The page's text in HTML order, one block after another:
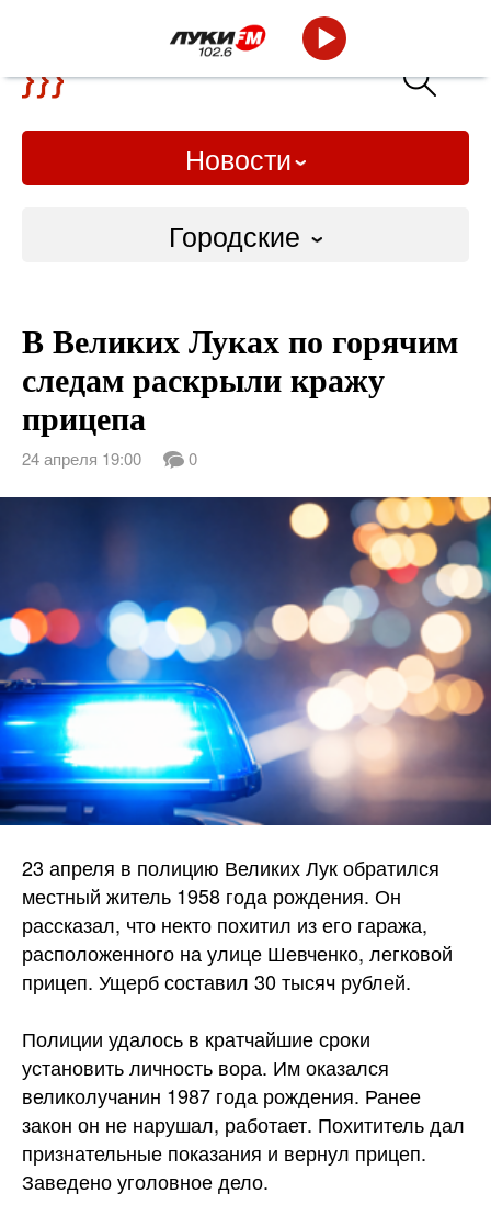
Новости
Городские
Слово Дело
Народные
В Великих Луках по горячим
следам раскрыли кражу
прицепа
24 апреля 19:00 0
23 апреля в полицию Великих Лук обратился
местный житель 1958 года рождения. Он
рассказал, что некто похитил из его гаража,
расположенного на улице Шевченко, легковой
прицеп. Ущерб составил 30 тысяч рублей.
Полиции удалось в кратчайшие сроки
установить личность вора. Им оказался
великолучанин 1987 года рождения. Ранее
закон он не нарушал, работает. Похититель дал
признательные показания и вернул прицеп.
Заведено уголовное дело.